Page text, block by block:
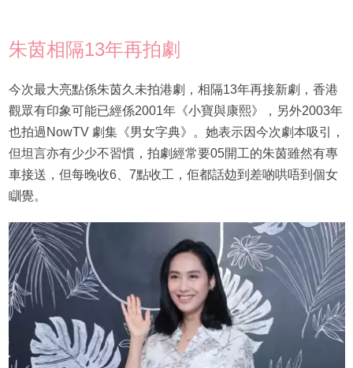
朱茵相隔13年再拍劇
今次最大亮點係朱茵久未拍港劇，相隔13年再接新劇，香港
觀眾有印象可能已經係2001年《小寶與康熙》，另外2003年
也拍過NowTV 劇集《男女字典》。她表示因今次劇本吸引，
但坦言亦有少少不習慣，拍劇經常要05開工的朱茵雖然有專
車接送，但每晚收6、7點收工，佢都話攰到差啲哄唔到個女
瞓覺。